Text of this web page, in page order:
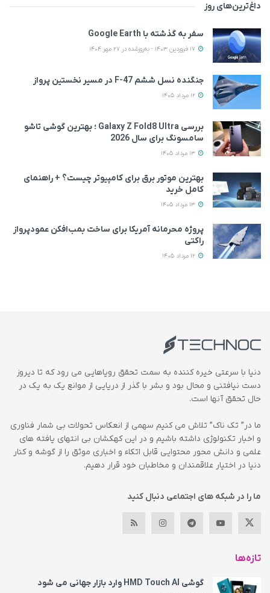
داغ‌ترین‌های روز
سفر به گذشته با Google Earth
جنگنده نسل ششم F-47 در مسیر نخستین پرواز
بررسی Galaxy Z Fold8 Ultra ؛ بهترین گوشی تاشو
سامسونگ برای سال 2026
بهترین موتور برق برای کامپیوتر چیست؟ + راهنمای
کامل خرید
پروژه محرمانه آمریکا برای ساخت بمب‌افکن عمودپرواز
راکتی
دنیا با سرعتی خیره کننده به سمت تحقق رویاهایی می رود که تا دیروز
دست نیافتنی و محال بود و بشر با گذر از دریایی از موانع یک به یک در
حال تحقق آنها است.
ما در” تک ناک” تلاش می کنیم سهمی از انعکاس تحولات بی شمار فناوری
و اخبار تکنولوژی داشته باشیم و در این کهکشان بی انتهای یافته های
علمی و دانش محور محتوایی قابل اتکاء و اخباری موثق را از گوشه و کنار
دنیا در اختیار علاقمندان و مخاطبان خود قرار دهیم.
ما را در شبکه های اجتماعی دنبال کنید
تازه‌ها
گوشی HMD Touch AI وارد بازار جهانی می‌ شود